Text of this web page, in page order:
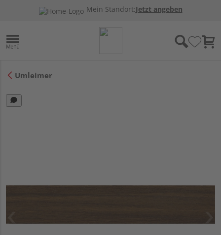
Mein Standort:Jetzt angeben
Umleimer